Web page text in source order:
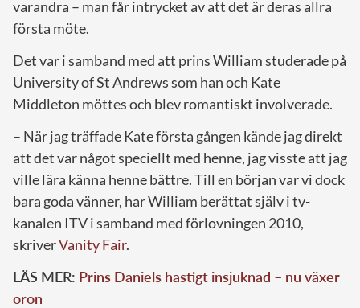
varandra – man får intrycket av att det är deras allra
första möte.
Det var i samband med att prins William studerade på
University of St Andrews som han och Kate
Middleton möttes och blev romantiskt involverade.
– När jag träffade Kate första gången kände jag direkt
att det var något speciellt med henne, jag visste att jag
ville lära känna henne bättre. Till en början var vi dock
bara goda vänner, har William berättat själv i tv-
kanalen ITV i samband med förlovningen 2010,
skriverVanity Fair.
LÄS MER: Prins Daniels hastigt insjuknad – nu växer
oron